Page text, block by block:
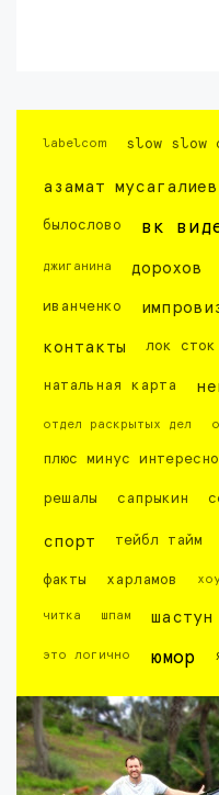
labelcom slow slow
азамат мусагалиев
былослово вк
джиганина дорохов
иванченко
контакты лок сток
натальная карта
отдел раскрытых дел
плюс минус интересно
решалы сапрыкин
спорт тейбл тайм
факты харламов
читка шпам шастун
это логично юмор